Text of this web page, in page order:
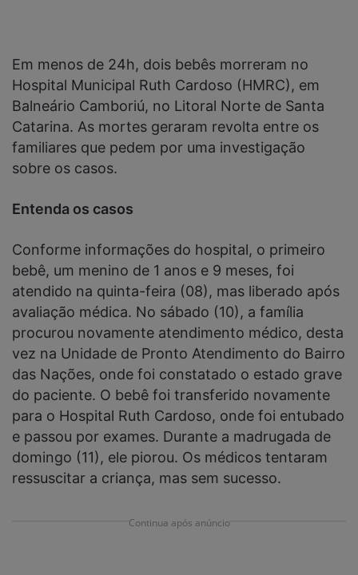
Em menos de 24h, dois bebês morreram no
Hospital Municipal Ruth Cardoso (HMRC), em
Balneário Camboriú, no Litoral Norte de Santa
Catarina. As mortes geraram revolta entre os
familiares que pedem por uma investigação
sobre os casos.
Entenda os casos
Conforme informações do hospital, o primeiro
bebê, um menino de 1 anos e 9 meses, foi
atendido na quinta-feira (08), mas liberado após
avaliação médica. No sábado (10), a família
procurou novamente atendimento médico, desta
vez na Unidade de Pronto Atendimento do Bairro
das Nações, onde foi constatado o estado grave
do paciente. O bebê foi transferido novamente
para o Hospital Ruth Cardoso, onde foi entubado
e passou por exames. Durante a madrugada de
domingo (11), ele piorou. Os médicos tentaram
ressuscitar a criança, mas sem sucesso.
Continua após anúncio